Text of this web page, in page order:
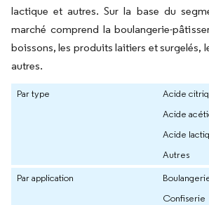
lactique et autres. Sur la base du
marché comprend la boulangerie-
boissons, les produits laitiers et surgelés,
autres.
Par type
Acide
Acide
Acide
Autres
Par application
Confiserie